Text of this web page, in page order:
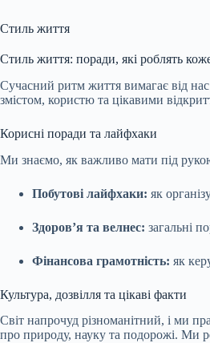
Стиль життя
Стиль життя: поради, які роблять
Сучасний ритм життя вимагає від
змістом, користю та цікавими
Корисні поради та лайфхаки
Ми знаємо, як важливо мати під
Побутові лайфхаки: як
Здоров’я та велнес: загальні
Фінансова грамотність: як
Культура, дозвілля та цікаві факти
Світ напрочуд різноманітний, і ми
про природу, науку та подорожі. Ми